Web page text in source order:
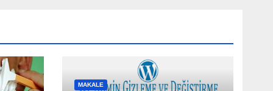
MAKALE